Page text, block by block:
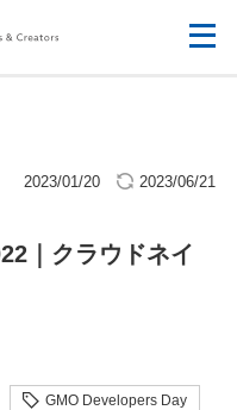
2023/01/20 2023/06/21
｜クラウドネイ
GMO Developers Day